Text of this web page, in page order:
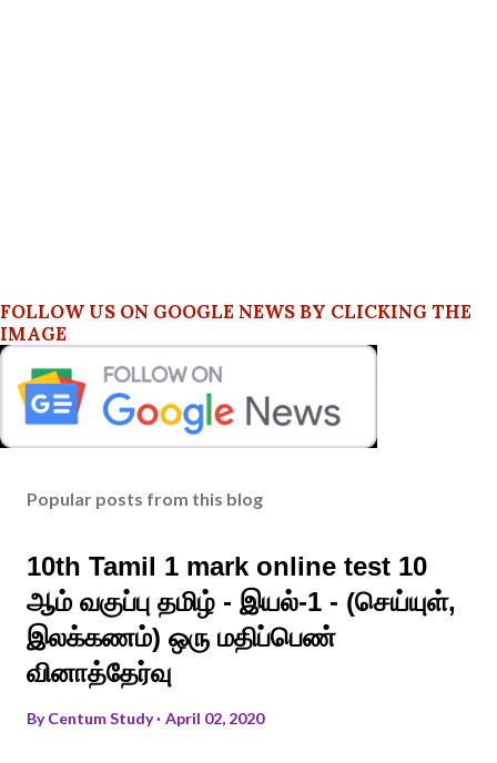
FOLLOW US ON GOOGLE NEWS BY CLICKING THE
IMAGE
Popular posts from this blog
10th Tamil 1 mark online test 10
ஆம் வகுப்பு தமிழ் - இயல்-1 - (செய்யுள்,
இலக்கணம்) ஒரு மதிப்பெண்
வினாத்தேர்வு
ByCentum Study April 02, 2020